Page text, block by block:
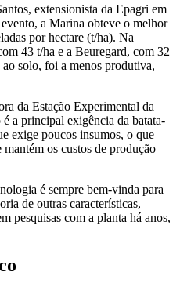
extensionista da Epagri em
a Marina obteve o melhor
por hectare (t/ha). Na
43 t/ha e a Beuregard, com 32
solo, foi a menos produtiva,
da Estação Experimental da
a principal exigência da batata-
exige poucos insumos, o que
os custos de produção
é sempre bem-vinda para
de outras características,
pesquisas com a planta há anos,